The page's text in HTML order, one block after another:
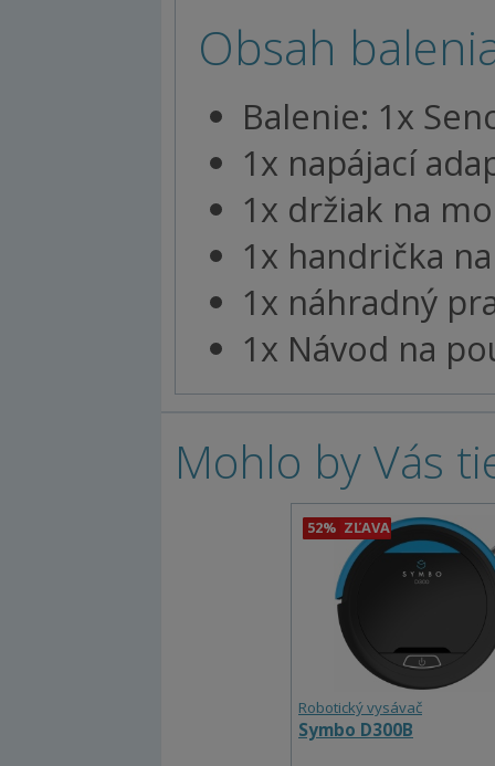
Obsah
Balenie: 1x
1x napájací
1x držiak na
1x handrička
1x náhradný
1x Návod na
Mohlo by Vás
52% ZĽAVA
Robotický vysávač
Symbo D300B